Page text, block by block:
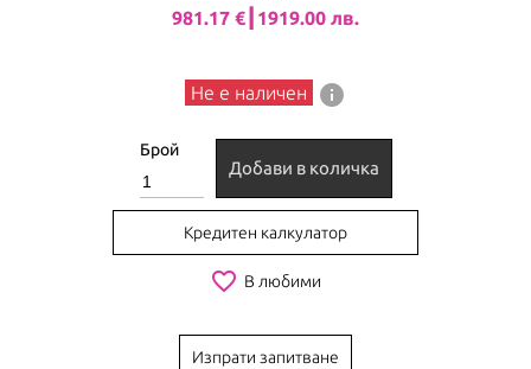
981.17 €┃1919.00 лв.
Не е наличен info
Брой
Добави в количка
Кредитен калкулатор
favorite_border В любими
Изпрати запитване